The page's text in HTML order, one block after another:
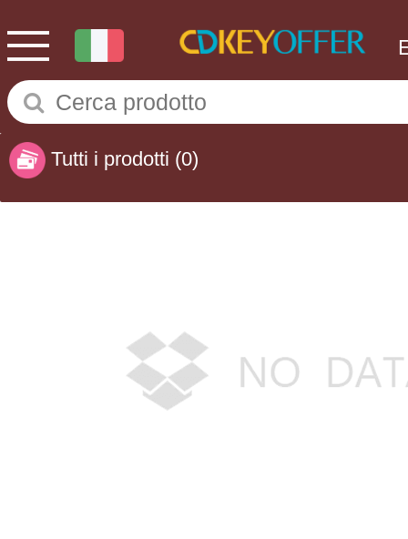
Tutti i prodotti (0)